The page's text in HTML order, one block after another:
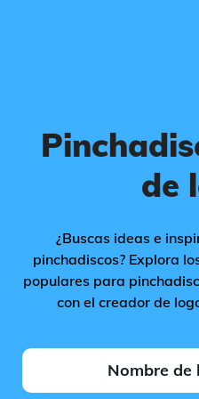
de
¿Buscas ideas e
pinchadiscos? Explora
populares para
con el creador de